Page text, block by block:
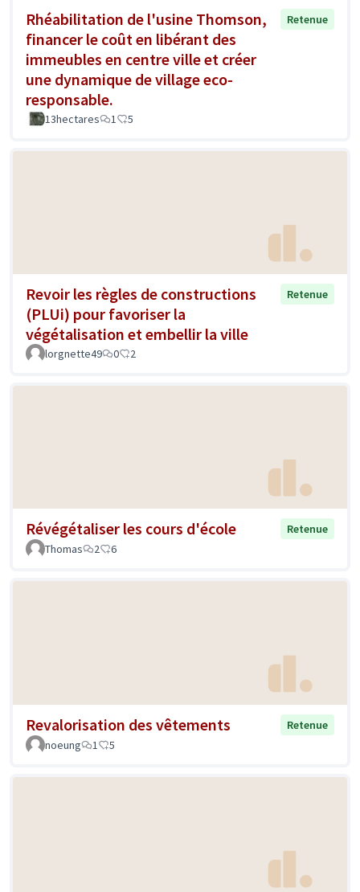
Rhéabilitation de l'usine Thomson,
financer le coût en libérant des
immeubles en centre ville et créer
une dynamique de village eco-
responsable.
Retenue
13hectares 1 5
Revoir les règles de constructions
(PLUi) pour favoriser la
végétalisation et embellir la ville
Retenue
lorgnette49 0 2
Révégétaliser les cours d'école
Retenue
Thomas
2 6
Revalorisation des vêtements
Retenue
noeung
1 5